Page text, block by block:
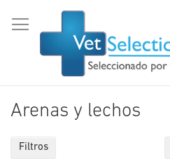
al
contenido
Arenas y lechos
Filtros